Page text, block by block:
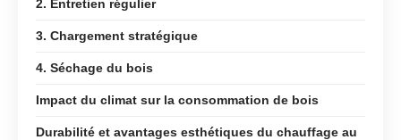
2. Entretien régulier
3. Chargement stratégique
4. Séchage du bois
Impact du climat sur la consommation de bois
Durabilité et avantages esthétiques du chauffage au